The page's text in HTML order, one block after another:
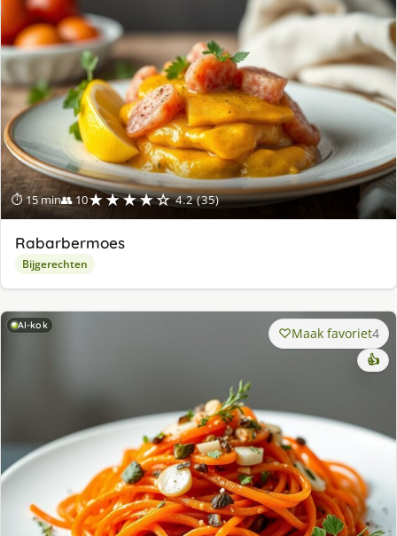
⏱ 15 min👥 10★★★★☆ 4.2 (35)
Rabarbermoes
Bijgerechten
AI-kok Maak favoriet4
👍